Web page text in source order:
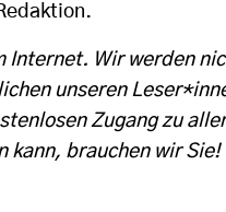
Internet. Wir werden
unseren
Zugang zu
kann, brauchen wir Sie!